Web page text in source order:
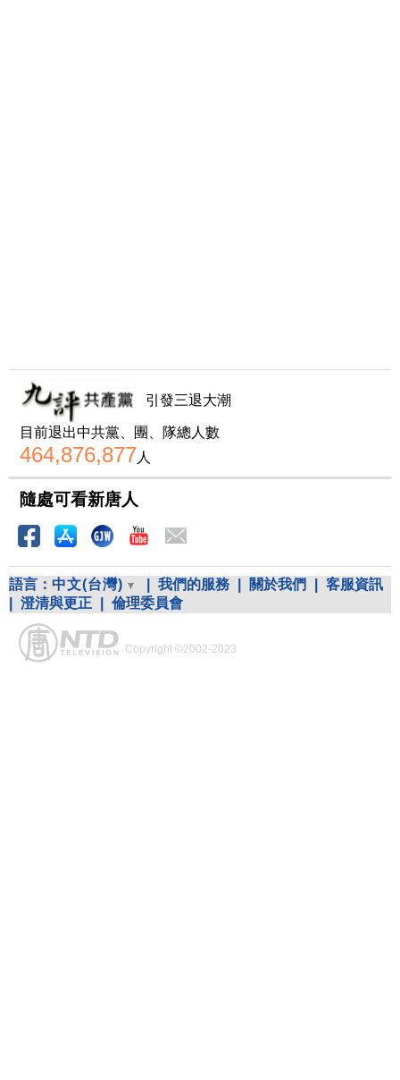
引發三退大潮
目前退出中共黨、團、隊總人數
464,876,877人
隨處可看新唐人
語言： 中文(台灣) 我們的服務 關於我們
客服資訊
澄清與更正 倫理委員會
Copyright ©2002-2023